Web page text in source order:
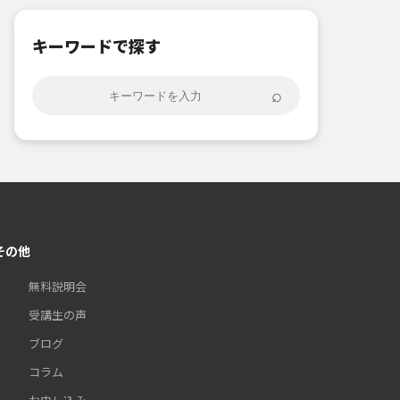
キーワードで探す
⌕
の他
無料説明会
受講生の声
ブログ
コラム